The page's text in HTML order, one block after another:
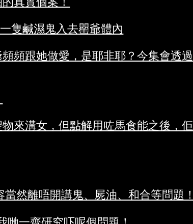
隻鹹濕鬼入去罌爺體內
頻跟她做愛，是耶非耶？今集會透過
來溝女，但點解用咗馬食能之後，佢
然離唔開講鬼、屍油、和合等問題！